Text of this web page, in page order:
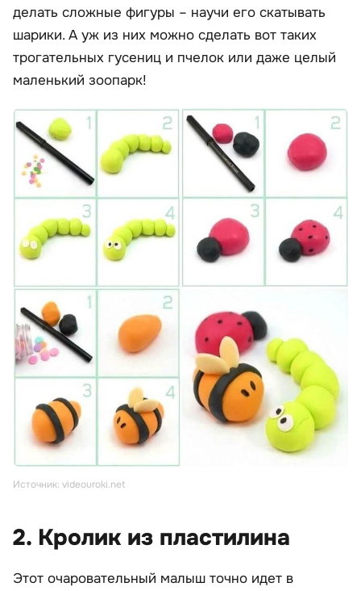
делать сложные фигуры – научи его скатывать
шарики. А уж из них можно сделать вот таких
трогательных гусениц и пчелок или даже целый
маленький зоопарк!
Источник: videouroki.net
2. Кролик из пластилина
Этот очаровательный малыш точно идет в